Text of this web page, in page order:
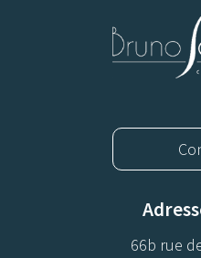
66b rue